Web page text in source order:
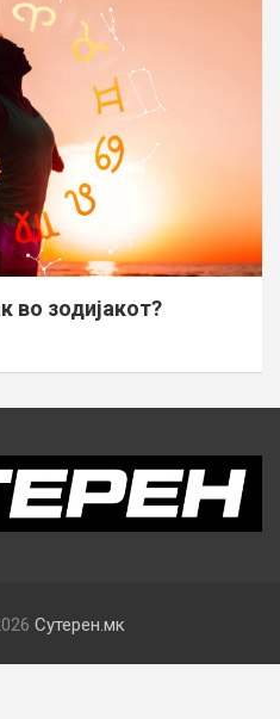
во зодијакот?
Сутерен.мк